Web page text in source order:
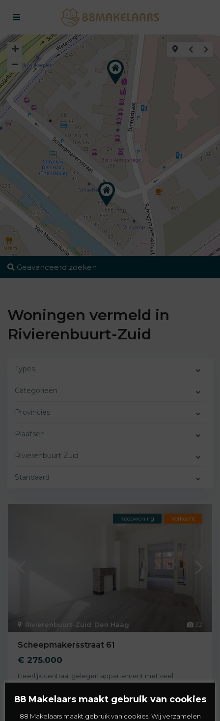
Geavanceerd zoeken
Woningen vermeld in
Rivierenbuurt-Zuid
Types
Categorieën
Provincies
Plaatsen
Rivierenbuurt Zuid
Standaard
32
Rivierenbuurt-Zuid Den Haag
Koopwoning Verkocht
Scheepmakersstraat 61
€ 275.000
Heerlijk centraal gelegen appartement met veel
1
1 63 m2
88 Makelaars maakt gebruik van cookies
88 Makelaars maakt gebruik van cookies. Wij verzamelen